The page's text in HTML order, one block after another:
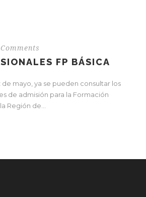
FP BÁSICA
de mayo, ya se pueden consultar los
de admisión para la Formación
Región de...